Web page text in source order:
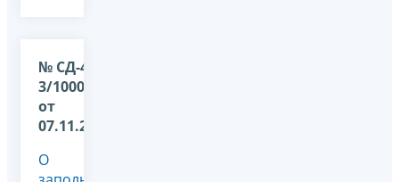
№ СД-4-
3/10006@
от
07.11.2025
О